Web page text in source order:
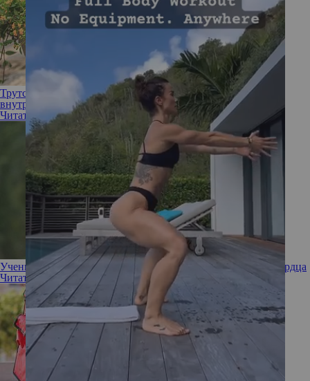
Трутся при ходьбе: как предотвратить раздражение на
внутренней поверхности бедер
Читать полностью
Ученые: быстрая ходьба снижает риск развития болезней сердца
Читать полностью